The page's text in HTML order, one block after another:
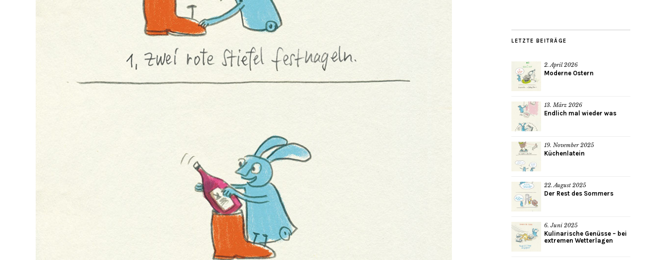
LETZTE BEITRÄGE
2. April 2026
Moderne Ostern
13. März 2026
Endlich mal wieder was
19. November 2025
Küchenlatein
22. August 2025
Der Rest des Sommers
6. Juni 2025
Kulinarische Genüsse – bei
extremen Wetterlagen